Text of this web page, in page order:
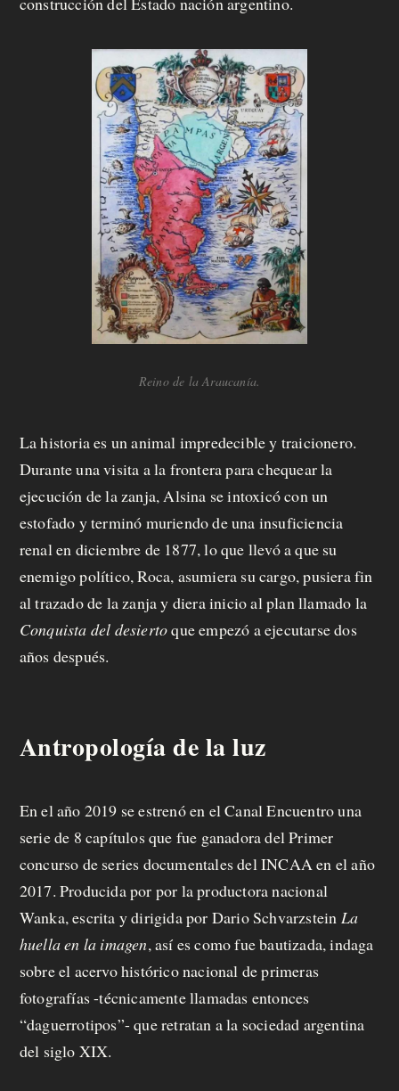
Reino de la Araucanía.
La historia es un animal impredecible y traicionero.
Durante una visita a la frontera para chequear la
ejecución de la zanja, Alsina se intoxicó con un
estofado y terminó muriendo de una insuficiencia
renal en diciembre de 1877, lo que llevó a que su
enemigo político, Roca, asumiera su cargo, pusiera fin
al trazado de la zanja y diera inicio al plan llamado la
Conquista del desiertoque empezó a ejecutarse dos
años después.
Antropología de la luz
En el año 2019 se estrenó en el Canal Encuentro una
serie de 8 capítulos que fue ganadora del Primer
concurso de series documentales del INCAA en el año
2017. Producida por por la productora nacional
Wanka, escrita y dirigida por Dario Schvarzstein La
huella en la imagen, así es como fue bautizada, indaga
sobre el acervo histórico nacional de primeras
fotografías -técnicamente llamadas entonces
“daguerrotipos”- que retratan a la sociedad argentina
del siglo XIX.